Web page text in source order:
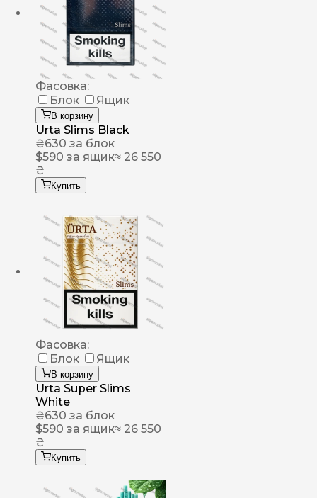
Фасовка:
Блок
Ящик
В корзину
Urta Slims Black
₴630 за блок
$590 за ящик≈ 26 550
₴
Купить
Фасовка:
Блок
Ящик
В корзину
Urta Super Slims
White
₴630 за блок
$590 за ящик≈ 26 550
₴
Купить